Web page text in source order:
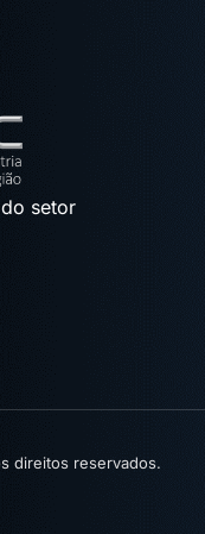
setor
direitos reservados.